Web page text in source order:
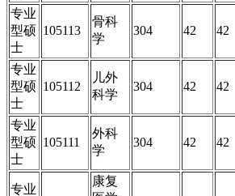
专业
型硕
士
105113
骨科
学
304 42 42
专业
型硕
士
105112
儿外
科学
304 42 42
专业
型硕
士
105111
外科
学
304 42 42
专业
康复